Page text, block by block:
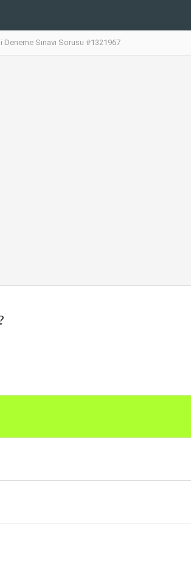
Deneme Sınavı Sorusu #1321967